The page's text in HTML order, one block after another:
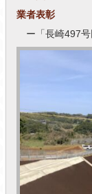
業者表彰
ー「長崎497号